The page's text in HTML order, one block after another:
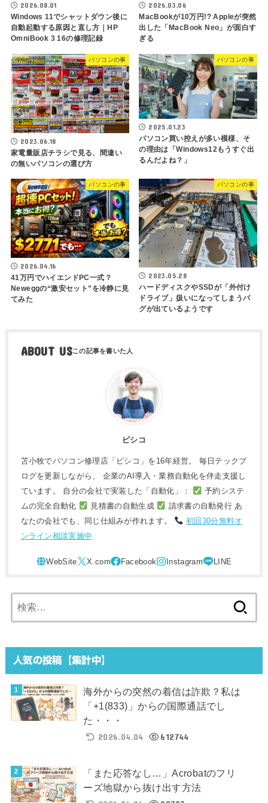
2026.08.01
Windows 11でシャットダウン後に
自動起動する原因と直し方｜HP
OmniBook 3 16の修理記録
2026.03.06
MacBookが10万円!? Appleが突然
出した「MacBook Neo」が面白す
ぎる
パソコンの事
2023.06.18
家電量販店チラシで見る、間違い
の無いパソコンの選び方
パソコンの事
2025.01.23
パソコン買い控えが多い模様、そ
の理由は「Windows12もうすぐ出
るんだよね？」
パソコンの事
2026.04.16
41万円でハイエンドPC一式？
Neweggの“激安セット”を冷静に見
てみた
パソコンの事
2023.05.28
ハードディスクやSSDが「外付け
ドライブ」扱いになってしまうバ
グが出ているようです
ABOUT US
ピシコ
苫小牧でパソコン修理店「ピシコ」を16年経営。 毎日テックブ
ログを更新しながら、 企業のAI導入・業務自動化を伴走支援し
ています。 自分の会社で実装した「自動化」：
予約システ
ムの完全自動化
見積書の自動生成
請求書の自動発行 あ
なたの会社でも、同じ仕組みが作れます。
初回30分無料オ
ンライン相談実施中
索:
人気の投稿【集計中】
海外からの突然の着信は詐欺？私は
「+1(833)」からの国際通話でし
た・・・
2026.04.04
612744
「また応答なし…」Acrobatのフリ
ーズ地獄から抜け出す方法